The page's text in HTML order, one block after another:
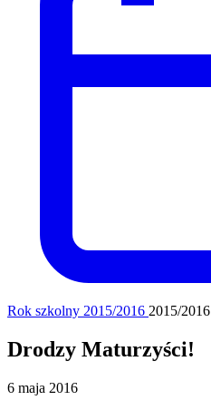
Rok szkolny 2015/2016 2015/2016
Drodzy Maturzyści!
6 maja 2016